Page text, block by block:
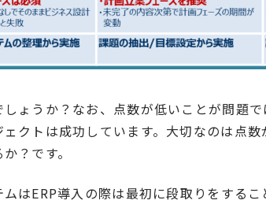
ょうか？なお、点数が低いことが問題
クトは成功しています。大切なのは点数
？です。
はERP導入の際は最初に段取りをする